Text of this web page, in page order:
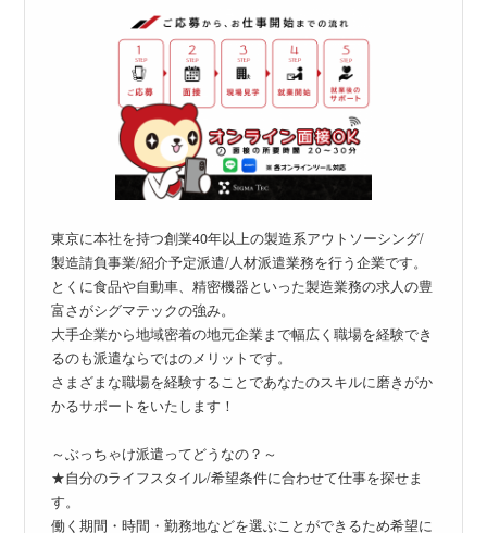
東京に本社を持つ創業40年以上の製造系アウトソーシング/
製造請負事業/紹介予定派遣/人材派遣業務を行う企業です。
とくに食品や自動車、精密機器といった製造業務の求人の豊
富さがシグマテックの強み。
大手企業から地域密着の地元企業まで幅広く職場を経験でき
るのも派遣ならではのメリットです。
さまざまな職場を経験することであなたのスキルに磨きがか
かるサポートをいたします！
～ぶっちゃけ派遣ってどうなの？～
★自分のライフスタイル/希望条件に合わせて仕事を探せま
す。
働く期間・時間・勤務地などを選ぶことができるため希望に